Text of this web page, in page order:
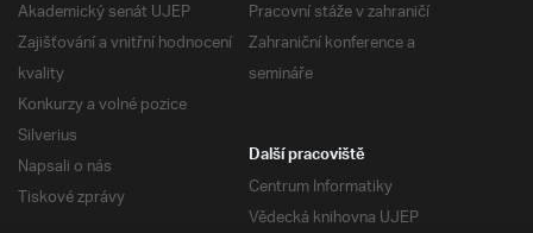
Akademický senát UJEP
Zajišťování a vnitřní hodnocení
kvality
Konkurzy a volné pozice
Silverius
Napsali o nás
Tiskové zprávy
Pracovní stáže v zahraničí
Zahraniční konference a
semináře
Další pracoviště
Centrum Informatiky
Vědecká knihovna UJEP